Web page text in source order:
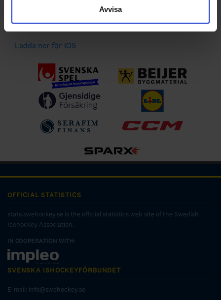
Avvisa
Ladda ner för Android
Ladda ner för IOS
OFFICIAL STATISTICS
stats.swehockey.se is the official statistics web site of the Swedish
Icehockey Association.
IN COOPERATION WITH:
SVENSKA ISHOCKEYFÖRBUNDET
E-mail: info@swehockey.se